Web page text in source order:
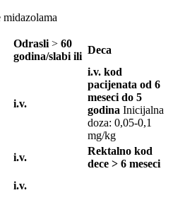
midazolama
Odrasli > 60
godina/slabi ili
Deca
i.v.
i.v. kod
pacijenata od 6
meseci do 5
godina Inicijalna
doza: 0,05-0,1
mg/kg
i.v.
Rektalno kod
dece > 6 meseci
i.v.